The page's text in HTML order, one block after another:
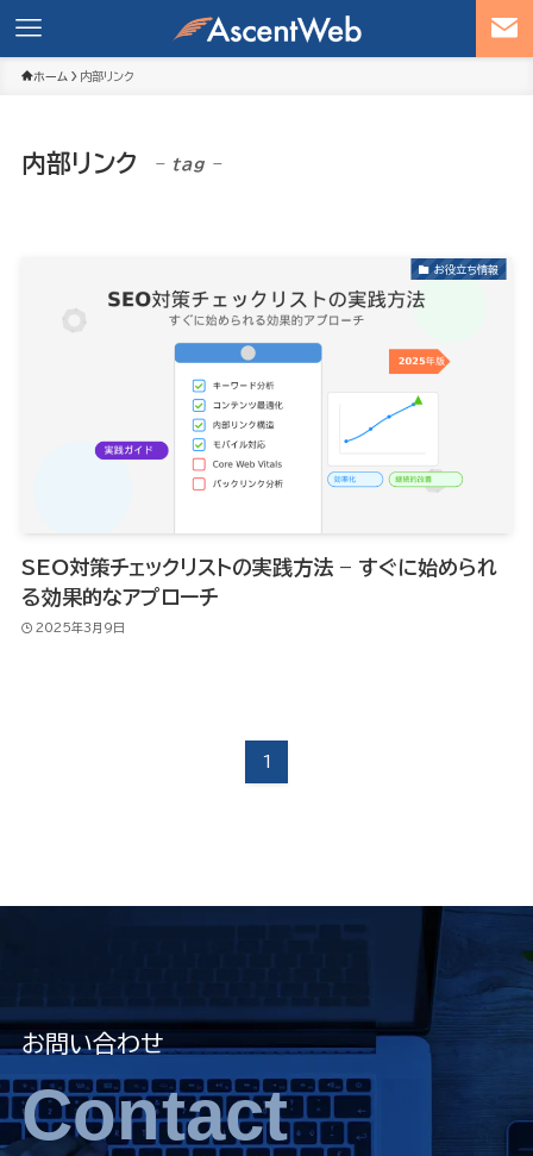
ホーム 内部リンク
内部リンク – tag –
お役立ち情報
SEO対策チェックリストの実践方法 – すぐに始められ
る効果的なアプローチ
2025年3月9日
1
お問い合わせ
Contact